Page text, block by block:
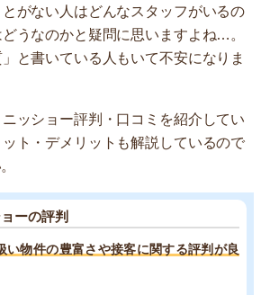
がない人はどんなスタッフがいるの
うなのかと疑問に思いますよね…。
と書いている人もいて不安になりま
ッショー評判・口コミを紹介してい
ト・デメリットも解説しているので
ーの評判
い物件の豊富さや接客に関する評判が良